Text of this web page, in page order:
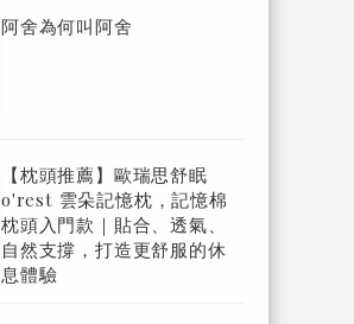
阿舍為何叫阿舍
【枕頭推薦】歐瑞思舒眠
o'rest 雲朵記憶枕，記憶棉
枕頭入門款｜貼合、透氣、
自然支撐，打造更舒服的休
息體驗